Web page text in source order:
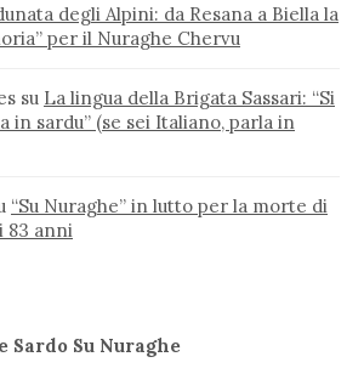
degli Alpini: da Resana a Biella la
per il Nuraghe Chervu
su La lingua della Brigata Sassari: “Si
in sardu” (se sei Italiano, parla in
“Su Nuraghe” in lutto per la morte di
83 anni
Su Nuraghe